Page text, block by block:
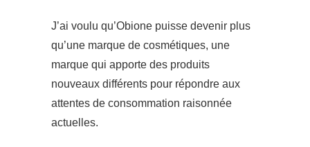
J’ai voulu qu’Obione puisse devenir plus
qu’une marque de cosmétiques, une
marque qui apporte des produits
nouveaux différents pour répondre aux
attentes de consommation raisonnée
actuelles.